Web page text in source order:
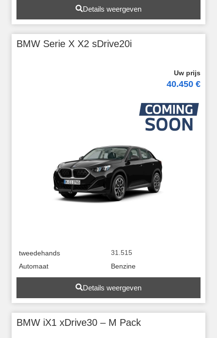
Details weergeven
BMW Serie X X2 sDrive20i
40.450 €
tweedehands
31.515
Automaat
Benzine
Details weergeven
BMW iX1 xDrive30 – M Pack